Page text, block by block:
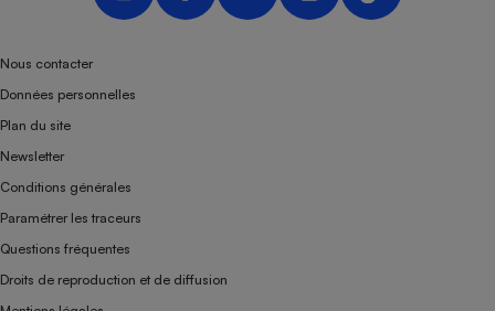
Nous contacter
Données personnelles
Plan du site
Newsletter
Conditions générales
Paramétrer les traceurs
Questions fréquentes
Droits de reproduction et de diffusion